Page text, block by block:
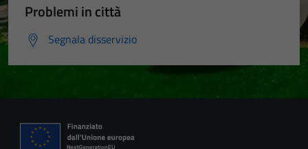
Problemi in città
Segnala disservizio